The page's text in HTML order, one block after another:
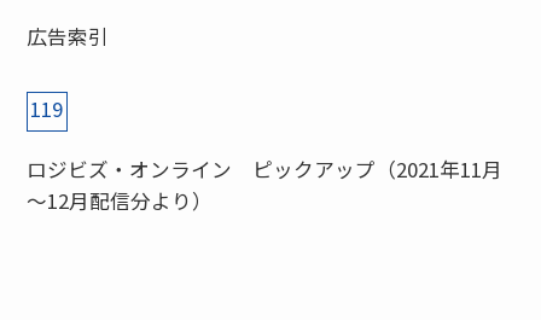
広告索引
119
ロジビズ・オンライン ピックアップ（2021年11月
～12月配信分より）